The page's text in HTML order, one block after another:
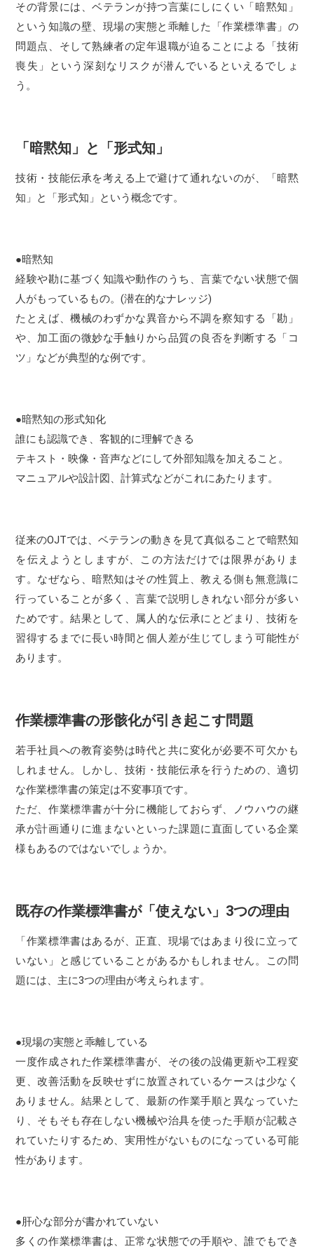
その背景には、ベテランが持つ言葉にしにくい「暗黙知」
という知識の壁、現場の実態と乖離した「作業標準書」の
問題点、そして熟練者の定年退職が迫ることによる「技術
喪失」という深刻なリスクが潜んでいるといえるでしょ
う。
「暗黙知」と「形式知」
技術・技能伝承を考える上で避けて通れないのが、「暗黙
知」と「形式知」という概念です。
●暗黙知
経験や勘に基づく知識や動作のうち、言葉でない状態で個
人がもっているもの。(潜在的なナレッジ)
たとえば、機械のわずかな異音から不調を察知する「勘」
や、加工面の微妙な手触りから品質の良否を判断する「コ
ツ」などが典型的な例です。
●暗黙知の形式知化
誰にも認識でき、客観的に理解できる
テキスト・映像・音声などにして外部知識を加えること。
マニュアルや設計図、計算式などがこれにあたります。
従来のOJTでは、ベテランの動きを見て真似ることで暗黙知
を伝えようとしますが、この方法だけでは限界がありま
す。なぜなら、暗黙知はその性質上、教える側も無意識に
行っていることが多く、言葉で説明しきれない部分が多い
ためです。結果として、属人的な伝承にとどまり、技術を
習得するまでに長い時間と個人差が生じてしまう可能性が
あります。
作業標準書の形骸化が引き起こす問題
若手社員への教育姿勢は時代と共に変化が必要不可欠かも
しれません。しかし、技術・技能伝承を行うための、適切
な作業標準書の策定は不変事項です。
ただ、作業標準書が十分に機能しておらず、ノウハウの継
承が計画通りに進まないといった課題に直面している企業
様もあるのではないでしょうか。
既存の作業標準書が「使えない」3つの理由
「作業標準書はあるが、正直、現場ではあまり役に立って
いない」と感じていることがあるかもしれません。この問
題には、主に3つの理由が考えられます。
●現場の実態と乖離している
一度作成された作業標準書が、その後の設備更新や工程変
更、改善活動を反映せずに放置されているケースは少なく
ありません。結果として、最新の作業手順と異なっていた
り、そもそも存在しない機械や治具を使った手順が記載さ
れていたりするため、実用性がないものになっている可能
性があります。
●肝心な部分が書かれていない
多くの作業標準書は、正常な状態での手順や、誰でもでき